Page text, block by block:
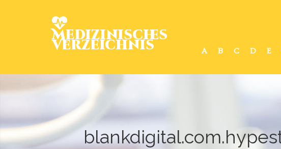
Medizinisches
Verzeichnis A B C D E